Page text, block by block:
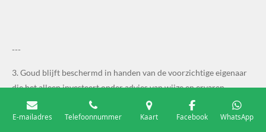
---
3. Goud blijft beschermd in handen van de voorzichtige eigenaar
die het alleen investeert onder advies van wijze en ervaren
mannen.
E-mailadres Telefoonnummer Kaart Facebook WhatsApp